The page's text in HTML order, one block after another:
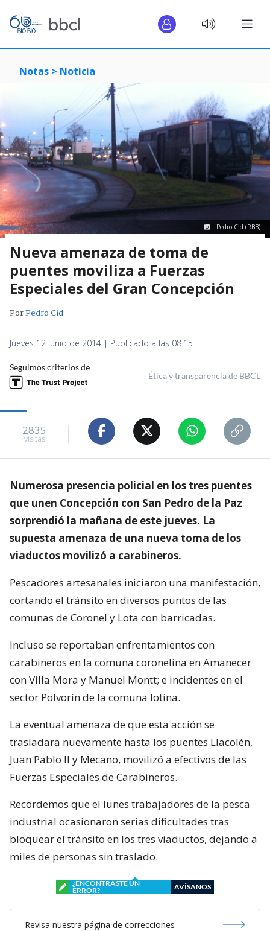
Notas > Noticia
Pedro Cid (RBB)
Nueva amenaza de toma de
puentes moviliza a Fuerzas
Especiales del Gran Concepción
PorPedro Cid
Jueves 12 junio de 2014 | Publicado a las 08:15
Seguimos criterios de
Ética y transparencia de BBCL
2835
visitas
Numerosa presencia policial en los tres puentes
que unen Concepción con San Pedro de la Paz
sorprendió la mañana de este jueves. La
supuesta amenaza de una nueva toma de los
viaductos movilizó a carabineros.
Pescadores artesanales iniciaron una manifestación,
cortando el tránsito en diversos puntos de las
comunas de Coronel y Lota con barricadas.
Incluso se reportaban enfrentamientos con
carabineros en la comuna coronelina en Amanecer
con Villa Mora y Manuel Montt; e incidentes en el
sector Polvorín de la comuna lotina.
La eventual amenaza de que esta acción se
trasladara nuevamente hasta los puentes Llacolén,
Juan Pablo II y Mecano, movilizó a efectivos de las
Fuerzas Especiales de Carabineros.
Recordemos que el lunes trabajadores de la pesca
industrial ocasionaron serias dificultades tras
bloquear el tránsito en los tres viaductos, dejando a
miles de personas sin traslado.
¿ENCONTRASTE UN
ERROR?
AVÍSANOS
Revisa nuestra página de correcciones